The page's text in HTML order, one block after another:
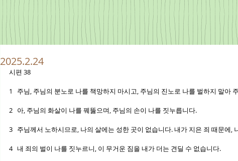
2025.2.24
시편 38
1   주님, 주님의 분노로 나를 책망하지 마시고, 주님의 진노로 나를 벌하지 말아
2   아, 주님의 화살이 나를 꿰뚫으며, 주님의 손이 나를 짓누릅니다.
3   주님께서 노하시므로, 나의 살에는 성한 곳이 없습니다. 내가 지은 죄 때문에,
4   내 죄의 벌이 나를 짓누르니, 이 무거운 짐을 내가 더는 견딜 수 없습니다.